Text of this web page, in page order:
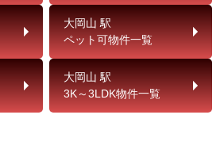
大岡山 駅
ペット可物件一覧
大岡山 駅
3K～3LDK物件一覧